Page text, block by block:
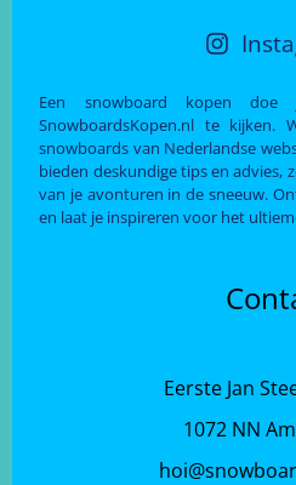
Een snowboard kopen
SnowboardsKopen.nl te kijken.
snowboards van Nederlandse
bieden deskundige tips en advies,
van je avonturen in de sneeuw.
en laat je inspireren voor het
Eerste Jan
1072 NN